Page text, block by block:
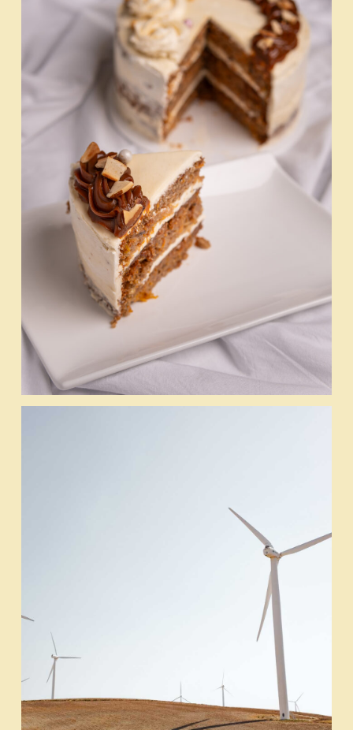
que conecta con las audiencias y responde
a los objetivos de cada marca.
Nuestro trabajo comienza entendiendo a fondo la
identidad del cliente, su público ideal y el mensaje
que desea transmitir, para luego conceptualizar
piezas que comuniquen con claridad y estilo.
Nos encargamos de la producción completa
del contenido, desde la planificación creativa,
el rodaje y la sesión fotográfica, hasta la
edición profesional de cada pieza.